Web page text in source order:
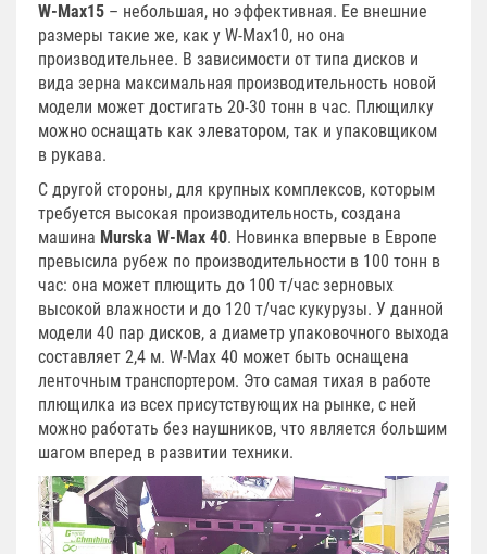
W-Max15 – небольшая, но эффективная. Ее внешние
размеры такие же, как у W-Max10, но она
производительнее. В зависимости от типа дисков и
вида зерна максимальная производительность новой
модели может достигать 20-30 тонн в час. Плющилку
можно оснащать как элеватором, так и упаковщиком
в рукава.
С другой стороны, для крупных комплексов, которым
требуется высокая производительность, создана
машина Murska W-Max 40. Новинка впервые в Европе
превысила рубеж по производительности в 100 тонн в
час: она может плющить до 100 т/час зерновых
высокой влажности и до 120 т/час кукурузы. У данной
модели 40 пар дисков, а диаметр упаковочного выхода
составляет 2,4 м. W-Max 40 может быть оснащена
ленточным транспортером. Это самая тихая в работе
плющилка из всех присутствующих на рынке, с ней
можно работать без наушников, что является большим
шагом вперед в развитии техники.